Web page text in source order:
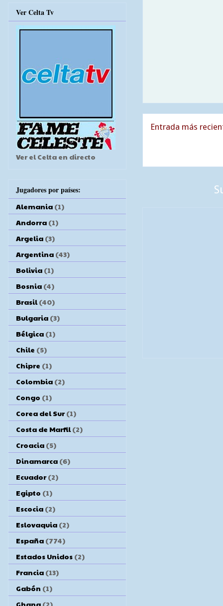
Entrada más
Ver Celta Tv
Ver el Celta en directo
Jugadores por países:
Alemania (1)
Andorra (1)
Argelia (3)
Argentina (43)
Bolivia (1)
Bosnia (4)
Brasil (40)
Bulgaria (3)
Bélgica (1)
Chile (5)
Chipre (1)
Colombia (2)
Congo (1)
Corea del Sur (1)
Costa de Marfil (2)
Croacia (5)
Dinamarca (6)
Ecuador (2)
Egipto (1)
Escocia (2)
Eslovaquia (2)
España (774)
Estados Unidos (2)
Francia (13)
Gabón (1)
Ghana (2)